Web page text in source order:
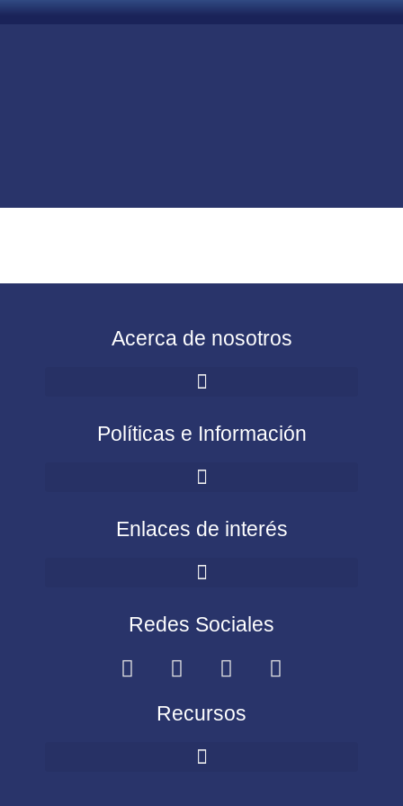
Acerca de nosotros
Políticas e Información
Enlaces de interés
Redes Sociales
Recursos